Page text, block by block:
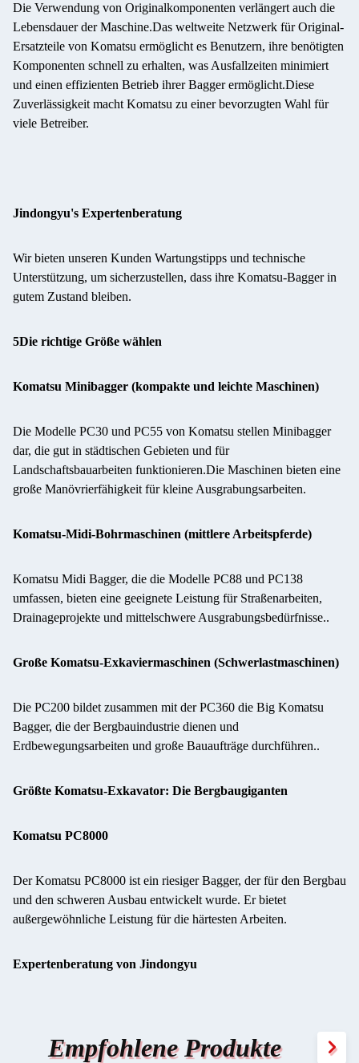
Die Verwendung von Originalkomponenten verlängert auch die
Lebensdauer der Maschine.Das weltweite Netzwerk für Original-
Ersatzteile von Komatsu ermöglicht es Benutzern, ihre benötigten
Komponenten schnell zu erhalten, was Ausfallzeiten minimiert
und einen effizienten Betrieb ihrer Bagger ermöglicht.Diese
Zuverlässigkeit macht Komatsu zu einer bevorzugten Wahl für
viele Betreiber.
Jindongyu's Expertenberatung
Wir bieten unseren Kunden Wartungstipps und technische
Unterstützung, um sicherzustellen, dass ihre Komatsu-Bagger in
gutem Zustand bleiben.
5Die richtige Größe wählen
Komatsu Minibagger (kompakte und leichte Maschinen)
Die Modelle PC30 und PC55 von Komatsu stellen Minibagger
dar, die gut in städtischen Gebieten und für
Landschaftsbauarbeiten funktionieren.Die Maschinen bieten eine
große Manövrierfähigkeit für kleine Ausgrabungsarbeiten.
Komatsu-Midi-Bohrmaschinen (mittlere Arbeitspferde)
Komatsu Midi Bagger, die die Modelle PC88 und PC138
umfassen, bieten eine geeignete Leistung für Straßenarbeiten,
Drainageprojekte und mittelschwere Ausgrabungsbedürfnisse..
Große Komatsu-Exkaviermaschinen (Schwerlastmaschinen)
Die PC200 bildet zusammen mit der PC360 die Big Komatsu
Bagger, die der Bergbauindustrie dienen und
Erdbewegungsarbeiten und große Bauaufträge durchführen..
Größte Komatsu-Exkavator: Die Bergbaugiganten
Komatsu PC8000
Der Komatsu PC8000 ist ein riesiger Bagger, der für den Bergbau
und den schweren Ausbau entwickelt wurde. Er bietet
außergewöhnliche Leistung für die härtesten Arbeiten.
Expertenberatung von Jindongyu
Empfohlene Produkte